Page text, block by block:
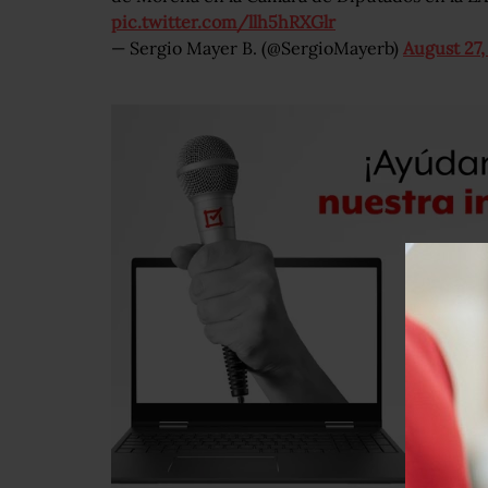
pic.twitter.com/llh5hRXGlr
— Sergio Mayer B. (@SergioMayerb) August